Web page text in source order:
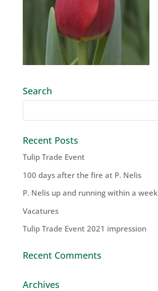
Search
Recent Posts
Tulip Trade Event
100 days after the fire at P. Nelis
P. Nelis up and running within a week
Vacatures
Tulip Trade Event 2021 impression
Recent Comments
Archives